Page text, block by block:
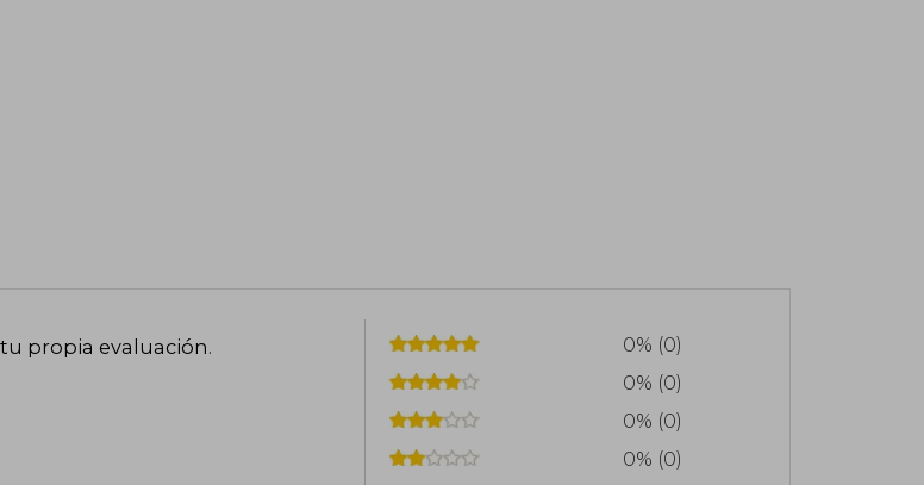
propia evaluación.
0% (0)
0% (0)
0% (0)
0% (0)